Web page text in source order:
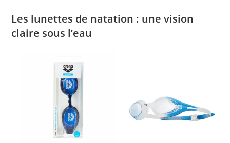
Les lunettes de natation : une vision
claire sous l’eau